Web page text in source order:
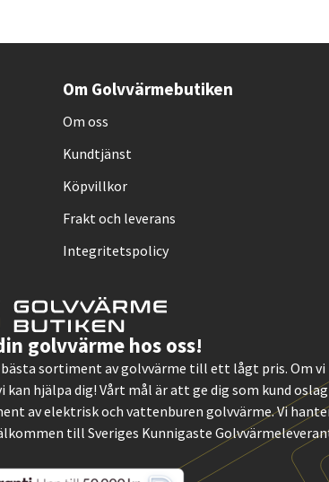
Om Golvvärmebutiken
Om oss
Kundtjänst
Köpvillkor
Frakt och leverans
Integritetspolicy
golvvärme hos oss!
bästa sortiment av golvvärme till ett lågt pris. Om
kan hjälpa dig! Vårt mål är att ge dig som kund
av elektrisk och vattenburen golvvärme. Vi
till Sveriges Kunnigaste